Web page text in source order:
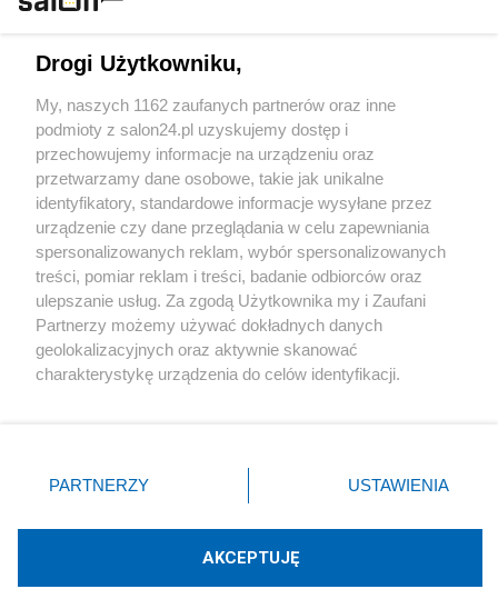
Sport
Społeczeństwo
Kultura
X Facebook Instagram Youtube
Technologię dostarcza:W3media.pl
Drogi Użytkowniku,
My, naszych 1162 zaufanych partnerów oraz inne
podmioty z salon24.pl uzyskujemy dostęp i
przechowujemy informacje na urządzeniu oraz
przetwarzamy dane osobowe, takie jak unikalne
identyfikatory, standardowe informacje wysyłane przez
urządzenie czy dane przeglądania w celu zapewniania
spersonalizowanych reklam, wybór spersonalizowanych
treści, pomiar reklam i treści, badanie odbiorców oraz
ulepszanie usług. Za zgodą Użytkownika my i Zaufani
Partnerzy możemy używać dokładnych danych
geolokalizacyjnych oraz aktywnie skanować
charakterystykę urządzenia do celów identyfikacji.
zmienić/wycofać klikając przycisk ustawień prywatności
znajdujący się w lewym dolnym rogu strony
rodzaje przetwarzania danych nie wymagają zgody
użytkownika, ale masz prawo sprzeciwić się takiemu
PARTNERZY USTAWIENIA
AKCEPTUJĘ